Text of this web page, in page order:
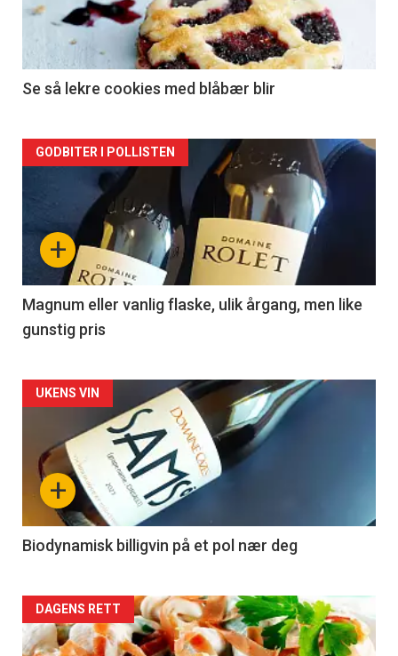
nå
2
Se så lekre cookies med blåbær blir
Forsiden
akkurat
nå
3
+
GODBITER I POLLISTEN
Magnum eller vanlig flaske, ulik årgang, men like
gunstig pris
Forsiden
akkurat
nå
4
+
UKENS VIN
Biodynamisk billigvin på et pol nær deg
Forsiden
DAGENS RETT